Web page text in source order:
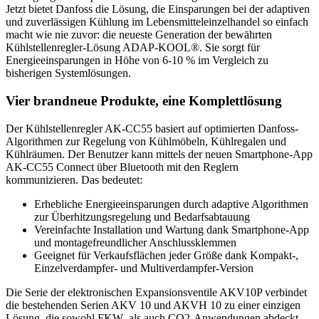
Jetzt bietet Danfoss die Lösung, die Einsparungen bei der adaptiven
und zuverlässigen Kühlung im Lebensmitteleinzelhandel so einfach
macht wie nie zuvor: die neueste Generation der bewährten
Kühlstellenregler-Lösung ADAP-KOOL®. Sie sorgt für
Energieeinsparungen in Höhe von 6-10 % im Vergleich zu
bisherigen Systemlösungen.
Vier brandneue Produkte, eine Komplettlösung
Der Kühlstellenregler AK-CC55 basiert auf optimierten Danfoss-
Algorithmen zur Regelung von Kühlmöbeln, Kühlregalen und
Kühlräumen. Der Benutzer kann mittels der neuen Smartphone-App
AK-CC55 Connect über Bluetooth mit den Reglern
kommunizieren. Das bedeutet:
Erhebliche Energieeinsparungen durch adaptive Algorithmen
zur Überhitzungsregelung und Bedarfsabtauung
Vereinfachte Installation und Wartung dank Smartphone-App
und montagefreundlicher Anschlussklemmen
Geeignet für Verkaufsflächen jeder Größe dank Kompakt-,
Einzelverdampfer- und Multiverdampfer-Version
Die Serie der elektronischen Expansionsventile AKV10P verbindet
die bestehenden Serien AKV 10 und AKVH 10 zu einer einzigen